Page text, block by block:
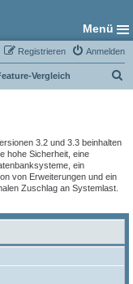
Menü
Anmelden
Registrieren
Vergleich
3.2 und 3.3 beinhalten
hohe Sicherheit, eine
ein
von Erweiterungen und ein
Zuschlag an Systemlast.